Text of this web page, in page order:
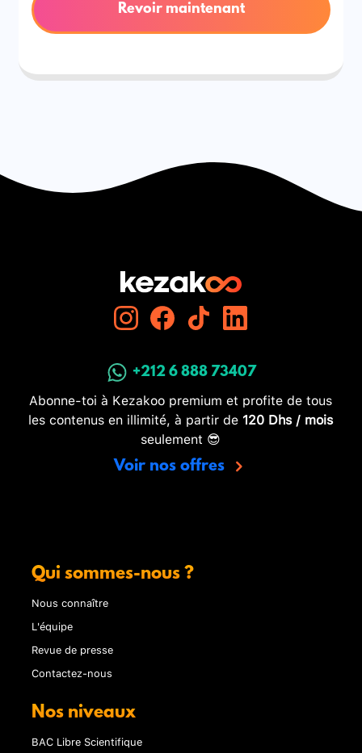
Revoir maintenant
+212 6 888 73407
Abonne-toi à Kezakoo premium et profite de tous
les contenus en illimité, à partir de 120 Dhs / mois
seulement 😎
Voir nos offres
Qui sommes-nous ?
Nous connaître
L'équipe
Revue de presse
Contactez-nous
Nos niveaux
BAC Libre Scientifique